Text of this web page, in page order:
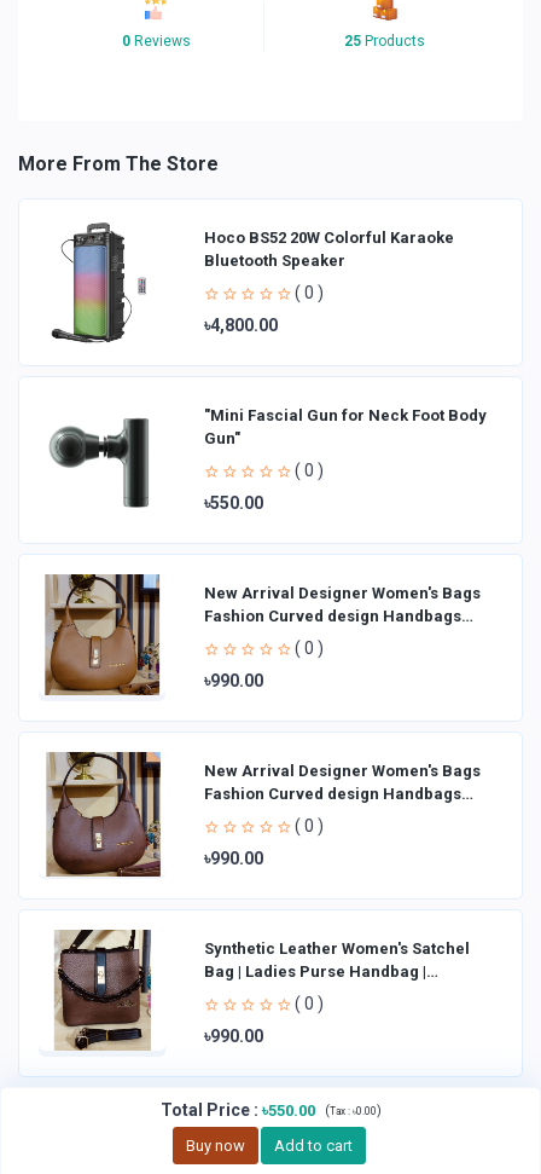
0 Reviews 25 Products
More From The Store
Hoco BS52 20W Colorful Karaoke
Bluetooth Speaker
( 0 )
৳4,800.00
"Mini Fascial Gun for Neck Foot Body
Gun"
( 0 )
৳550.00
New Arrival Designer Women′s Bags
Fashion Curved design Handbags
Shoulder Bag La
( 0 )
৳990.00
New Arrival Designer Women′s Bags
Fashion Curved design Handbags
Shoulder Bag La
( 0 )
৳990.00
Synthetic Leather Women's Satchel
Bag | Ladies Purse Handbag |
Handheld Bag | Sl
( 0 )
৳990.00
Total Price: ৳550.00 (Tax : ৳0.00)
Buy now Add to cart